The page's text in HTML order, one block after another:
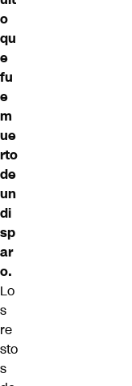
o
qu
e
fu
e
m
ue
rto
de
un
di
sp
ar
o.
Lo
s
re
sto
s